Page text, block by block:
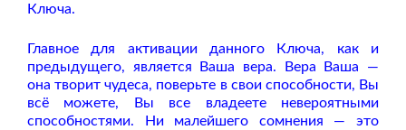
Ключа.
Главное для активации данного Ключа, как и
предыдущего, является Ваша вера. Вера Ваша —
она творит чудеса, поверьте в свои способности, Вы
всё можете, Вы все владеете невероятными
способностями. Ни малейшего сомнения — это